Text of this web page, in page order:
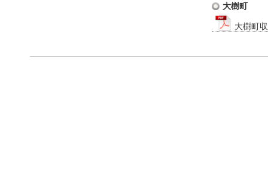
大樹町
大樹町